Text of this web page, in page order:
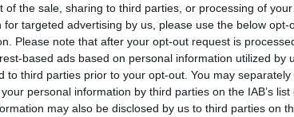
of the sale, sharing to third parties, or processing of
for targeted advertising by us, please use the below opt-
Please note that after your opt-out request is
based ads based on personal information utilized by
to third parties prior to your opt-out. You may
personal information by third parties on the IAB’s list
may also be disclosed by us to third parties on